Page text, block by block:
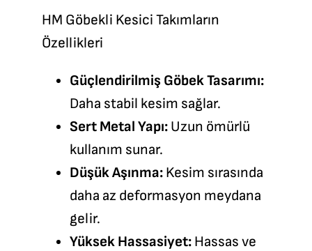
HM Göbekli Kesici Takımların
Özellikleri
Güçlendirilmiş Göbek Tasarımı:
Daha stabil kesim sağlar.
Sert Metal Yapı:Uzun ömürlü
kullanım sunar.
Düşük Aşınma:Kesim sırasında
daha az deformasyon meydana
gelir.
Yüksek Hassasiyet:Hassas ve